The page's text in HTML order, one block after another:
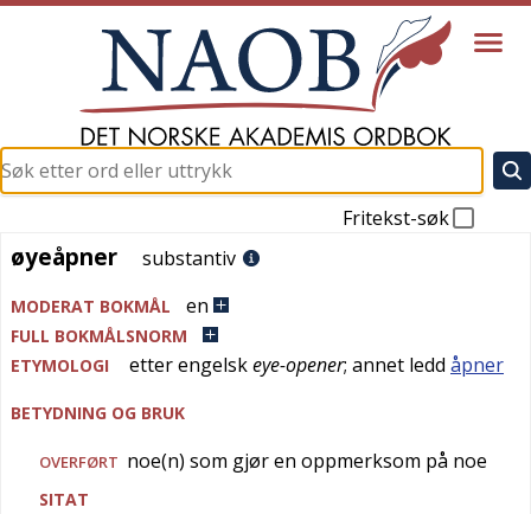
Fritekst-søk
øyeåpner
øyeåpner substantiv
MODERAT BOKMÅL en
FULL BOKMÅLSNORM
ETYMOLOGI
etterengelskeye-opener; annet ledd åpner
BETYDNING OG BRUK
OVERFØRT noe(n) som gjør en oppmerksom på noe
SITAT